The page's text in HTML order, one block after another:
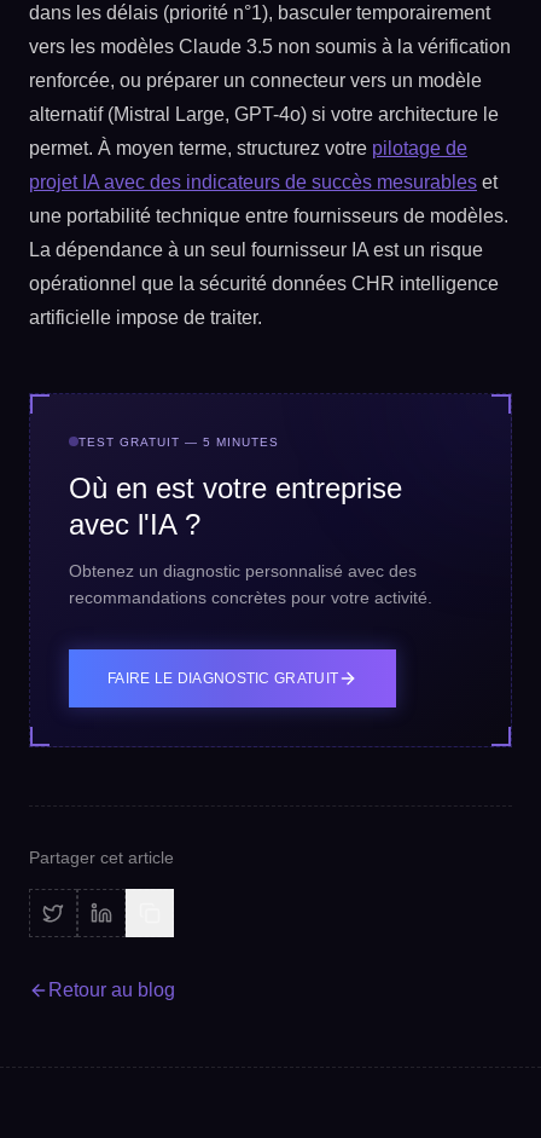
dans les délais (priorité n°1), basculer temporairement
vers les modèles Claude 3.5 non soumis à la vérification
renforcée, ou préparer un connecteur vers un modèle
alternatif (Mistral Large, GPT-4o) si votre architecture le
permet. À moyen terme, structurez votre pilotage de
projet IA avec des indicateurs de succès mesurables et
une portabilité technique entre fournisseurs de modèles.
La dépendance à un seul fournisseur IA est un risque
opérationnel que la sécurité données CHR intelligence
artificielle impose de traiter.
TEST GRATUIT — 5 MINUTES
Où en est votre entreprise
avec l'IA ?
Obtenez un diagnostic personnalisé avec des
recommandations concrètes pour votre activité.
FAIRE LE DIAGNOSTIC GRATUIT
Partager cet article
Retour au blog